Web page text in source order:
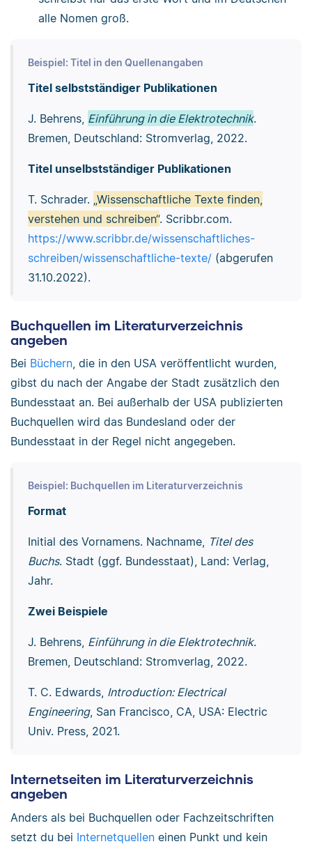
alle Nomen groß.
Beispiel: Titel in den Quellenangaben
Titel selbstständiger Publikationen
J. Behrens, Einführung in die Elektrotechnik.
Bremen, Deutschland: Stromverlag, 2022.
Titel unselbstständiger Publikationen
T. Schrader. „Wissenschaftliche Texte finden,
verstehen und schreiben“. Scribbr.com.
https://www.scribbr.de/wissenschaftliches-
schreiben/wissenschaftliche-texte/(abgerufen
31.10.2022).
Buchquellen im Literaturverzeichnis
angeben
Bei Büchern, die in den USA veröffentlicht wurden,
gibst du nach der Angabe der Stadt zusätzlich den
Bundesstaat an. Bei außerhalb der USA publizierten
Buchquellen wird das Bundesland oder der
Bundesstaat in der Regel nicht angegeben.
Beispiel: Buchquellen im Literaturverzeichnis
Format
Initial des Vornamens. Nachname, Titel des
Buchs. Stadt (ggf. Bundesstaat), Land: Verlag,
Jahr.
Zwei Beispiele
J. Behrens, Einführung in die Elektrotechnik.
Bremen, Deutschland: Stromverlag, 2022.
T. C. Edwards, Introduction: Electrical
Engineering, San Francisco, CA, USA: Electric
Univ. Press, 2021.
Internetseiten im Literaturverzeichnis
angeben
Anders als bei Buchquellen oder Fachzeitschriften
setzt du bei Internetquellen einen Punkt und kein